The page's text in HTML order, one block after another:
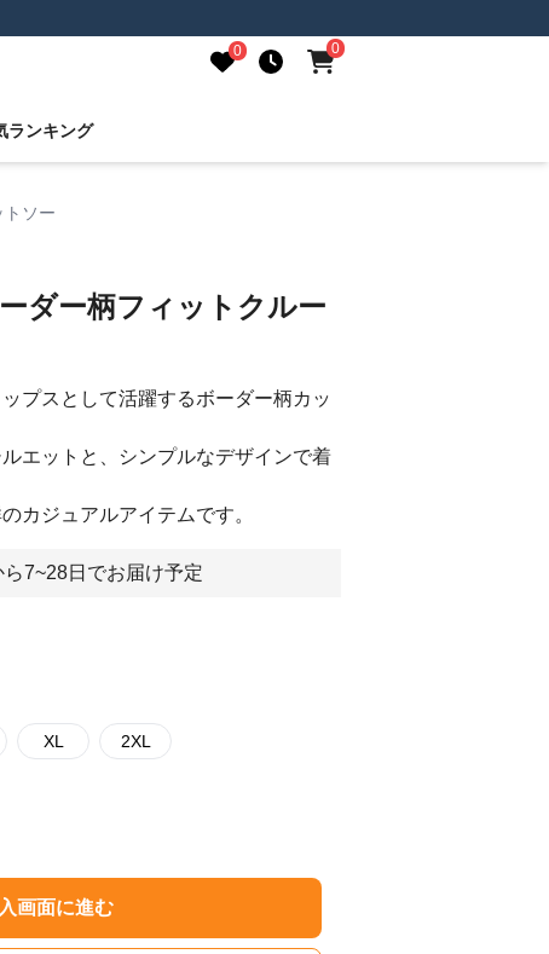
0 0
ランキング
ソー
ダー柄フィットクルー
プスとして活躍するボーダー柄カッ
エットと、シンプルなデザインで着
カジュアルアイテムです。
ら7~28日でお届け予定
XL 2XL
画面に進む